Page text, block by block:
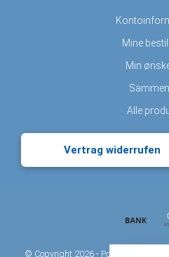
Mine
Min
Alle
Vertrag widerrufen
© Copyright 2026 - Powered by